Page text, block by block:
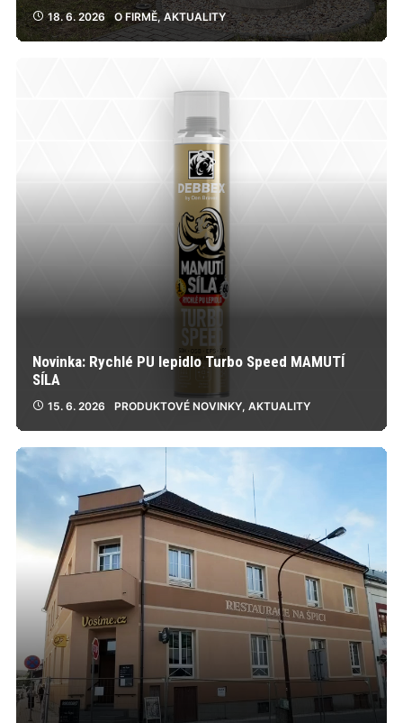
18. 6. 2026 O FIRMĚ, AKTUALITY
Novinka: Rychlé PU lepidlo Turbo Speed MAMUTÍ
SÍLA
15. 6. 2026 PRODUKTOVÉ NOVINKY, AKTUALITY